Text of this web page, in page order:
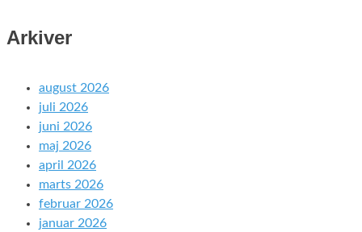
Arkiver
august 2026
juli 2026
juni 2026
maj 2026
april 2026
marts 2026
februar 2026
januar 2026